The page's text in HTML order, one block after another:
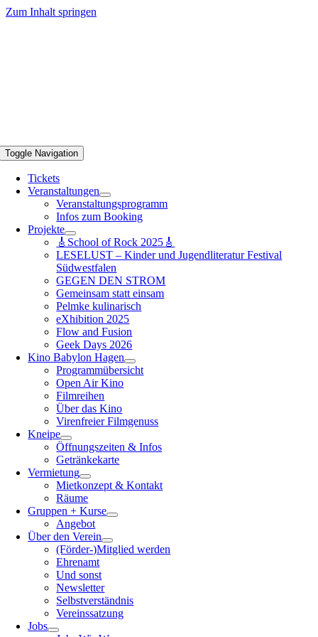
Zum Inhalt springen
Toggle Navigation
Tickets
Veranstaltungen
Veranstaltungsprogramm
Infos zum Booking
Projekte
🎸School of Rock 2025🎸
LESELUST – Kinder und Jugendliteratur Festival
Südwestfalen
GEGEN DEN STROM
Gemeinsam statt einsam
Pelmke kulinarisch
eXhibition 2025
Flow and Fusion
Geek Days 2026
Kino Babylon Hagen
Programmübersicht
Open Air Kino
Filmreihen
Über das Kino
Virenfreier Filmgenuss
Kneipe
Öffnungszeiten & Infos
Getränkekarte
Vermietung
Mietkonzept & Kontakt
Räume
Gruppen + Kurse
Angebot
Über den Verein
(Förder-)Mitglied werden
Ehrenamt
Und sonst
Newsletter
Selbstverständnis
Vereinssatzung
Jobs